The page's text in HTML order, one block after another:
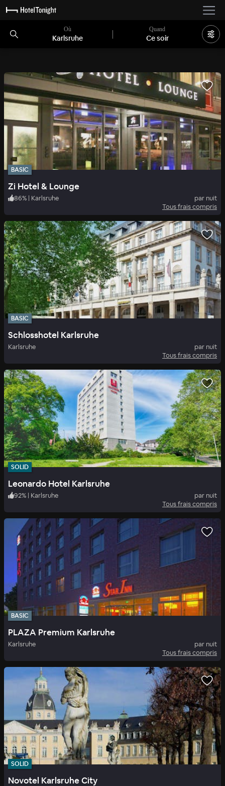
Où
Karlsruhe
Quand
Ce soir
BASIC
Zi Hotel & Lounge
86% | Karlsruhe
par nuit
Tous frais compris
BASIC
Schlosshotel Karlsruhe
Karlsruhe
par nuit
Tous frais compris
SOLID
Leonardo Hotel Karlsruhe
92% | Karlsruhe
par nuit
Tous frais compris
BASIC
PLAZA Premium Karlsruhe
Karlsruhe
par nuit
Tous frais compris
SOLID
Novotel Karlsruhe City